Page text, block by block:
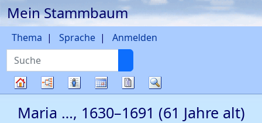
Weiter zu Hauptseite
Mein Stammbaum
Suche
Thema Sprache Anmelden
Diagramme
Listen KalenderBerichte
Maria …, 1630–1691 (61 Jahre alt)